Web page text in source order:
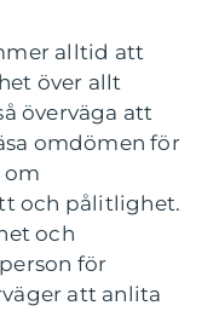
alltid att
över allt
överväga att
omdömen för
om
och pålitlighet.
och
för
att anlita